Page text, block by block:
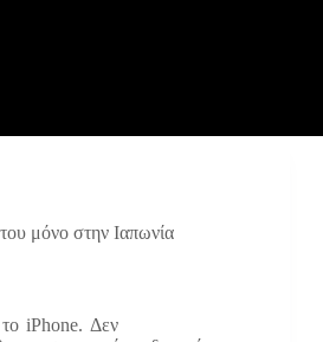
μόνο στην Ιαπωνία
iPhone. Δεν